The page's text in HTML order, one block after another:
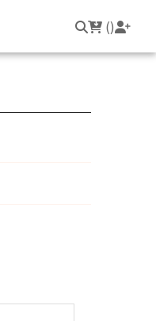
()